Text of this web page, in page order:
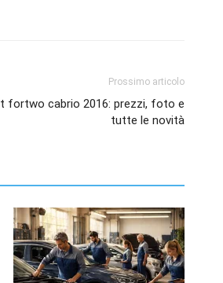
Prossimo articolo
fortwo cabrio 2016: prezzi, foto e
tutte le novità